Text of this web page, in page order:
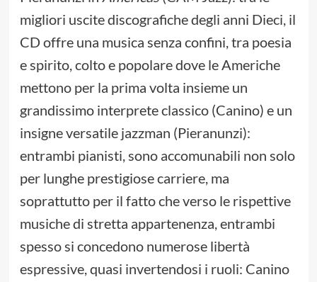
migliori uscite discografiche degli anni Dieci, il
CD offre una musica senza confini, tra poesia
e spirito, colto e popolare dove le Americhe
mettono per la prima volta insieme un
grandissimo interprete classico (Canino) e un
insigne versatile jazzman (Pieranunzi):
entrambi pianisti, sono accomunabili non solo
per lunghe prestigiose carriere, ma
soprattutto per il fatto che verso le rispettive
musiche di stretta appartenenza, entrambi
spesso si concedono numerose libertà
espressive, quasi invertendosi i ruoli: Canino